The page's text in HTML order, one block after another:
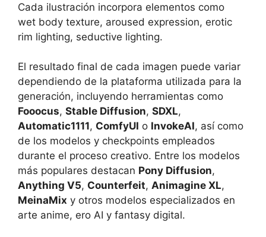
Cada ilustración incorpora elementos como
wet body texture, aroused expression, erotic
rim lighting, seductive lighting.
El resultado final de cada imagen puede variar
dependiendo de la plataforma utilizada para la
generación, incluyendo herramientas como
Fooocus, Stable Diffusion, SDXL,
Automatic1111, ComfyUI o InvokeAI, así como
de los modelos y checkpoints empleados
durante el proceso creativo. Entre los modelos
más populares destacan Pony Diffusion,
Anything V5, Counterfeit, Animagine XL,
MeinaMix y otros modelos especializados en
arte anime, ero AI y fantasy digital.